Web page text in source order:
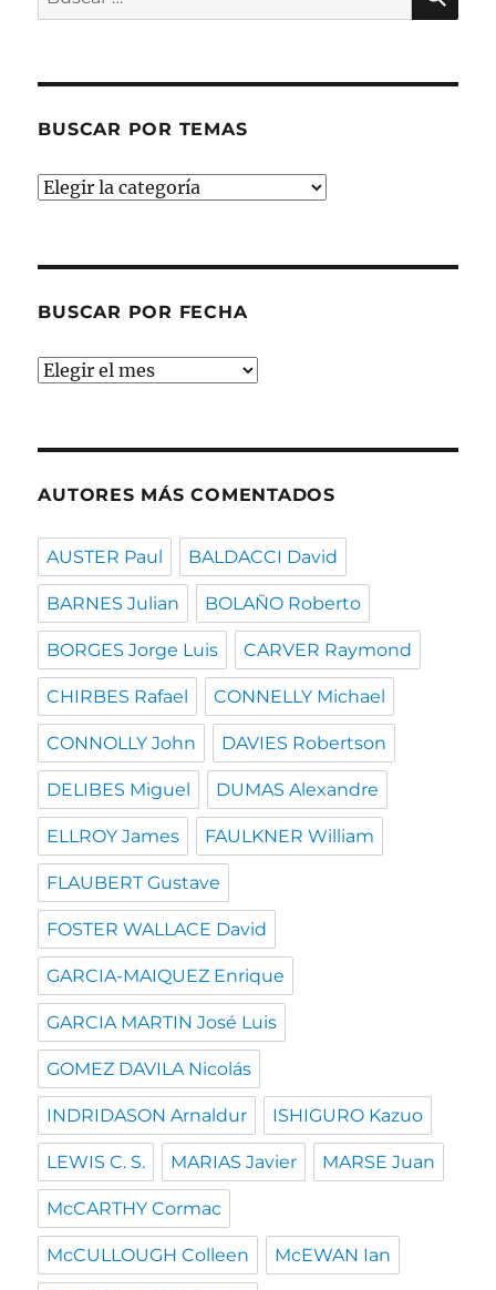
por:
BUSCAR POR TEMAS
Buscar
BUSCAR POR FECHA
Buscar
AUTORES MÁS COMENTADOS
AUSTER Paul BALDACCI David
BARNES Julian BOLAÑO Roberto
BORGES Jorge Luis CARVER Raymond
CHIRBES Rafael CONNELLY Michael
CONNOLLY John DAVIES Robertson
DELIBES Miguel DUMAS Alexandre
ELLROY James FAULKNER William
FLAUBERT Gustave
FOSTER WALLACE David
GARCIA-MAIQUEZ Enrique
GARCIA MARTIN José Luis
GOMEZ DAVILA Nicolás
INDRIDASON Arnaldur ISHIGURO Kazuo
LEWIS C. S. MARIAS Javier MARSE Juan
McCARTHY Cormac
McCULLOUGH Colleen McEWAN Ian